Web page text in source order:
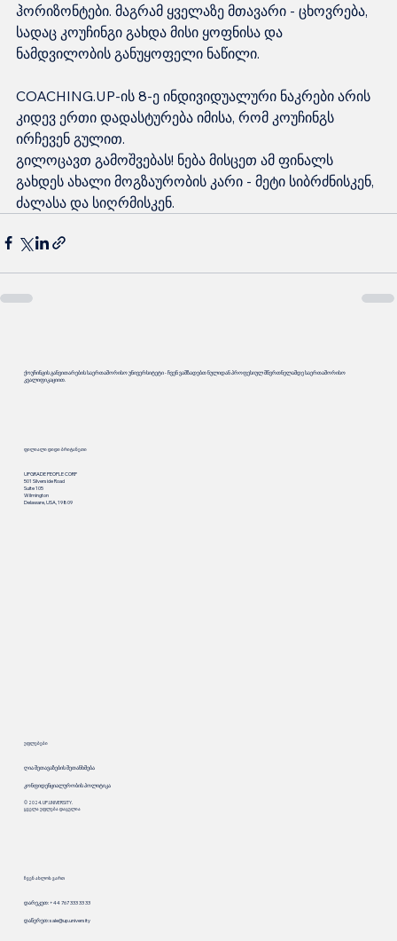
ჰორიზონტები. მაგრამ ყველაზე მთავარი - ცხოვრება,
სადაც კოუჩინგი გახდა მისი ყოფნისა და
ნამდვილობის განუყოფელი ნაწილი.
COACHING.UP-ის 8-ე ინდივიდუალური ნაკრები არის
კიდევ ერთი დადასტურება იმისა, რომ კოუჩინგს
ირჩევენ გულით.
გილოცავთ გამოშვებას! ნება მისცეთ ამ ფინალს
გახდეს ახალი მოგზაურობის კარი - მეტი სიბრძნისკენ,
ძალასა და სიღრმისკენ.
ქოუჩინგის განვითარების საერთაშორისო უნივერსიტეტი - ჩვენ ვამზადებთ ნულიდან პროფესიულ მწვრთნელამდე საერთაშორისო
კვალიფიკაციით.
ფილიალი დიდი ბრიტანეთი
UPGRADE PEOPLE CORP
501 Silverside Road
Suite 105
Wilmington
Delaware, USA, 19809
უფლებები
ღია შეთავაზების შეთანხმება
კონფიდენციალურობის პოლიტიკა
© 2024. UP.UNIVERSITY.
ყველა უფლება დაცულია
ჩვენ ახლოს ვართ
დაწერეთ:sale@up.university
დარეკეთ: +44 767 333 33 33